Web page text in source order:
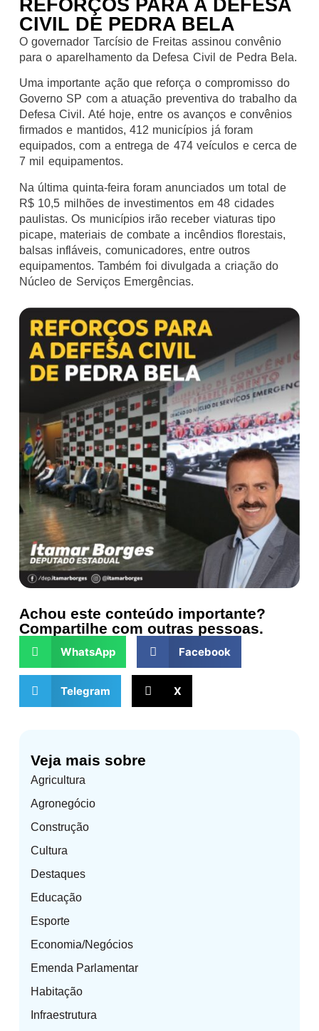
Veja mais sobre
Agricultura
Agronegócio
Construção
Cultura
Destaques
Educação
Esporte
Economia/Negócios
Emenda Parlamentar
Habitação
Infraestrutura
REFORÇOS PARA A DEFESA
CIVIL DE PEDRA BELA
O governador Tarcísio de Freitas assinou convênio
para o aparelhamento da Defesa Civil de Pedra Bela.
Uma importante ação que reforça o compromisso do
Governo SP com a atuação preventiva do trabalho da
Defesa Civil. Até hoje, entre os avanços e convênios
firmados e mantidos, 412 municípios já foram
equipados, com a entrega de 474 veículos e cerca de
7 mil equipamentos.
Na última quinta-feira foram anunciados um total de
R$ 10,5 milhões de investimentos em 48 cidades
paulistas. Os municípios irão receber viaturas tipo
picape, materiais de combate a incêndios florestais,
balsas infláveis, comunicadores, entre outros
equipamentos. Também foi divulgada a criação do
Núcleo de Serviços Emergências.
Achou este conteúdo importante?
Compartilhe com outras pessoas.
WhatsApp Facebook
Telegram X